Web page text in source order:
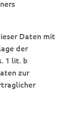
Daten mit
der
1 lit. b
zur